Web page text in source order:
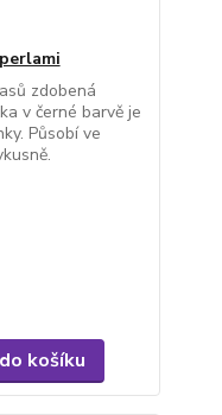
zdobená
v černé barvě je
Působí ve
košíku